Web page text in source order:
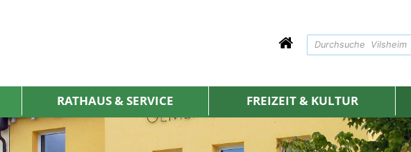
RATHAUS & SERVICE FREIZEIT & KULTUR